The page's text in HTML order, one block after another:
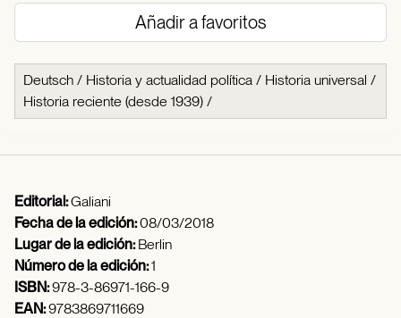
Añadir a favoritos
Deutsch / Historia y actualidad política / Historia universal /
Historia reciente (desde 1939) /
Editorial:Galiani
Fecha de la edición:08/03/2018
Lugar de la edición:Berlin
Número de la edición:1
ISBN:978-3-86971-166-9
EAN:9783869711669